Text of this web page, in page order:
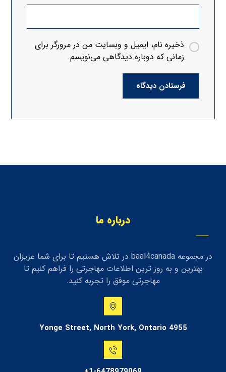
ذخیره نام، ایمیل و وبسایت من در مرورگر برای
زمانی که دوباره دیدگاهی می‌نویسم.
فرستادن دیدگاه
درباره ما
در مجموعه baal4canada در تلاش هستیم تا برای شما عزیزان
بهترین و به روز ترین اطلاعات مهاجرتی را فراهم کنیم تا
مهاجرتی موفق را تجربه کنید.
4955 Yonge Street, North York, Ontario